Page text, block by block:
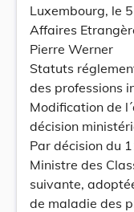
Luxembourg, le
Affaires
Pierre Werner
Statuts
des professions
Modification de
décision
Par décision du
Ministre des
suivante,
de maladie des